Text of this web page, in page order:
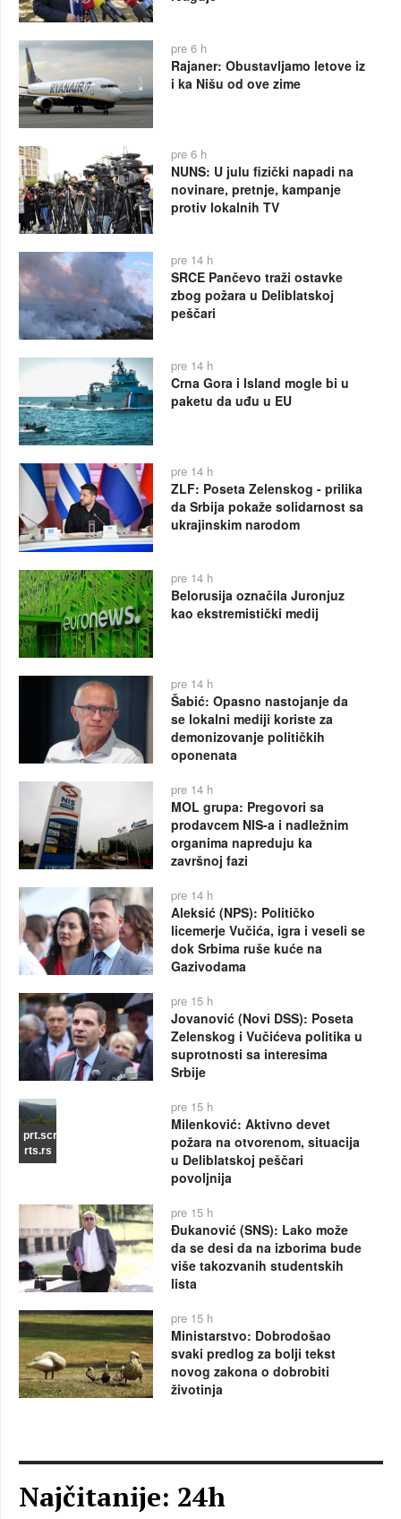
pre 6 h
Rajaner: Obustavljamo letove iz
i ka Nišu od ove zime
pre 6 h
NUNS: U julu fizički napadi na
novinare, pretnje, kampanje
protiv lokalnih TV
pre 14 h
SRCE Pančevo traži ostavke
zbog požara u Deliblatskoj
peščari
pre 14 h
Crna Gora i Island mogle bi u
paketu da uđu u EU
pre 14 h
ZLF: Poseta Zelenskog - prilika
da Srbija pokaže solidarnost sa
ukrajinskim narodom
pre 14 h
Belorusija označila Juronjuz
kao ekstremistički medij
pre 14 h
Šabić: Opasno nastojanje da
se lokalni mediji koriste za
demonizovanje političkih
oponenata
pre 14 h
MOL grupa: Pregovori sa
prodavcem NIS-a i nadležnim
organima napreduju ka
završnoj fazi
pre 14 h
Aleksić (NPS): Političko
licemerje Vučića, igra i veseli se
dok Srbima ruše kuće na
Gazivodama
pre 15 h
Jovanović (Novi DSS): Poseta
Zelenskog i Vučićeva politika u
suprotnosti sa interesima
Srbije
prt.scr
rts.rs
pre 15 h
Milenković: Aktivno devet
požara na otvorenom, situacija
u Deliblatskoj peščari
povoljnija
pre 15 h
Đukanović (SNS): Lako može
da se desi da na izborima bude
više takozvanih studentskih
lista
pre 15 h
Ministarstvo: Dobrodošao
svaki predlog za bolji tekst
novog zakona o dobrobiti
životinja
Najčitanije: 24h